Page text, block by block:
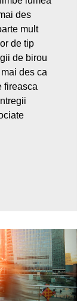
des
mult
de tip
de birou
des ca
fireasca